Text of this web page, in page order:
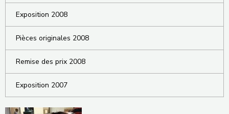
Exposition 2008
Pièces originales 2008
Remise des prix 2008
Exposition 2007